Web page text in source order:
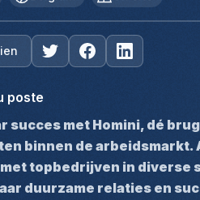
poste
succes met Homini, dé
binnen de
topbedrijven in diverse
duurzame relaties en